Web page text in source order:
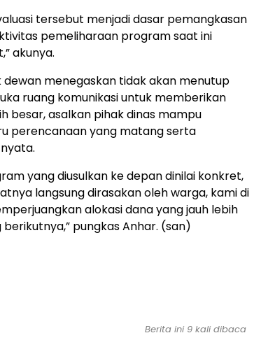
tersebut menjadi dasar pemangkasan
pemeliharaan program saat ini
akunya.
dewan menegaskan tidak akan menutup
ruang komunikasi untuk memberikan
besar, asalkan pihak dinas mampu
perencanaan yang matang serta
yang diusulkan ke depan dinilai konkret,
langsung dirasakan oleh warga, kami di
alokasi dana yang jauh lebih
pungkas Anhar. (san)
Berita ini 9 kali dibaca